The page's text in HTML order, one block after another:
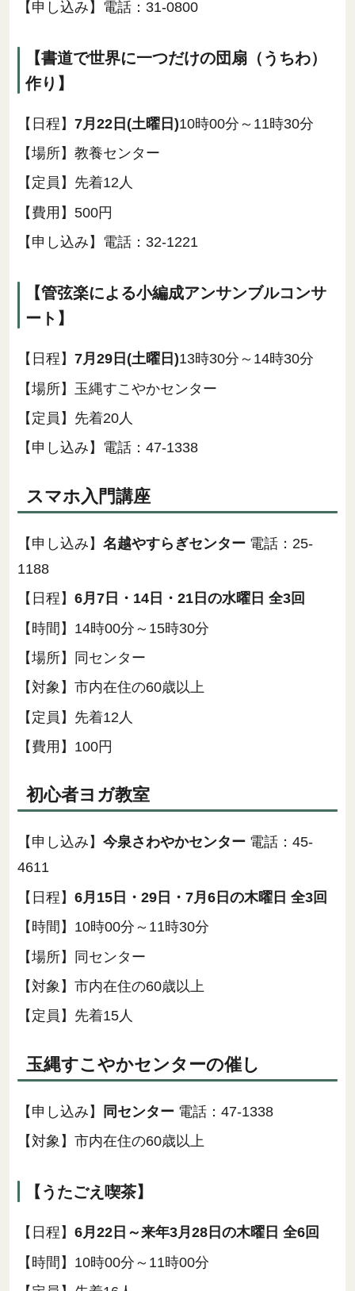
【申し込み】電話：31-0800
【書道で世界に一つだけの団扇（うちわ）
作り】
【日程】 7月22日(土曜日)10時00分～11時30分
【場所】教養センター
【定員】先着12人
【費用】500円
【申し込み】電話：32-1221
【管弦楽による小編成アンサンブルコンサ
ート】
【日程】 7月29日(土曜日)13時30分～14時30分
【場所】玉縄すこやかセンター
【定員】先着20人
【申し込み】電話：47-1338
スマホ入門講座
【申し込み】 名越やすらぎセンター 電話：25-
1188
【日程】 6月7日・14日・21日の水曜日 全3回
【時間】14時00分～15時30分
【場所】同センター
【対象】市内在住の60歳以上
【定員】先着12人
【費用】100円
初心者ヨガ教室
【申し込み】 今泉さわやかセンター 電話：45-
4611
【日程】 6月15日・29日・7月6日の木曜日 全3回
【時間】10時00分～11時30分
【場所】同センター
【対象】市内在住の60歳以上
【定員】先着15人
玉縄すこやかセンターの催し
【申し込み】 同センター 電話：47-1338
【対象】市内在住の60歳以上
【うたごえ喫茶】
【日程】 6月22日～来年3月28日の木曜日 全6回
【時間】10時00分～11時00分